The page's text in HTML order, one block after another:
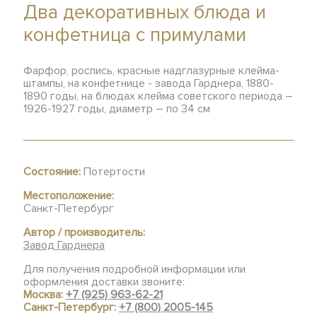
Два декоративных блюда и
конфетница с примулами
Фарфор, роспись, красные надглазурные клейма-
штампы, на конфетнице - завода Гарднера, 1880-
1890 годы, на блюдах клейма советского периода –
1926-1927 годы, диаметр – по 34 см
Состояние: Потертости
Местоположение:
Санкт-Петербург
Автор / производитель:
Завод Гарднера
Для получения подробной информации или
оформления доставки звоните:
Москва:+7 (925) 963-62-21
Санкт-Петербург:+7 (800) 2005-145